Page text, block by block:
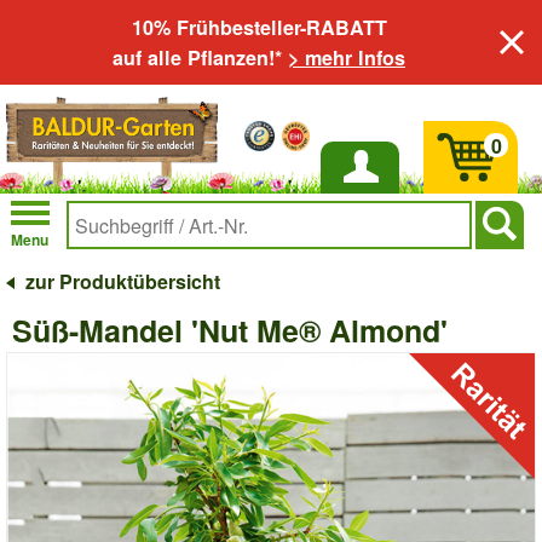
10% Frühbesteller-RABATT
auf alle Pflanzen!* > mehr Infos
Anmelden
Menu
0
zur Produktübersicht
Süß-Mandel 'Nut Me® Almond'